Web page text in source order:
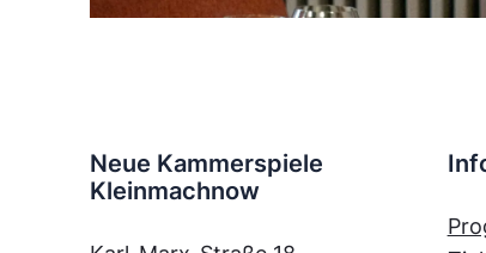
Neue Kammerspiele
Kleinmachnow